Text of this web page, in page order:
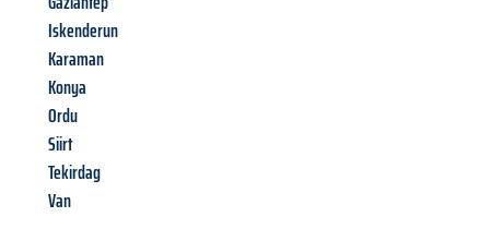
Iskenderun
Karaman
Konya
Ordu
Siirt
Tekirdag
Van